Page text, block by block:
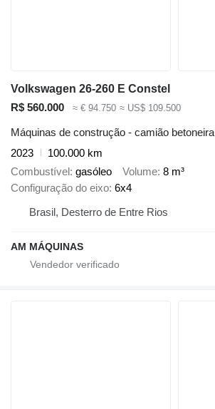
Volkswagen 26-260 E Constel
R$ 560.000
≈ € 94.750 ≈ US$ 109.500
Máquinas de construção - camião betoneira
2023
100.000 km
Combustível gasóleo Volume 8 m³
Configuração do eixo 6x4
Brasil, Desterro de Entre Rios
AM MÁQUINAS